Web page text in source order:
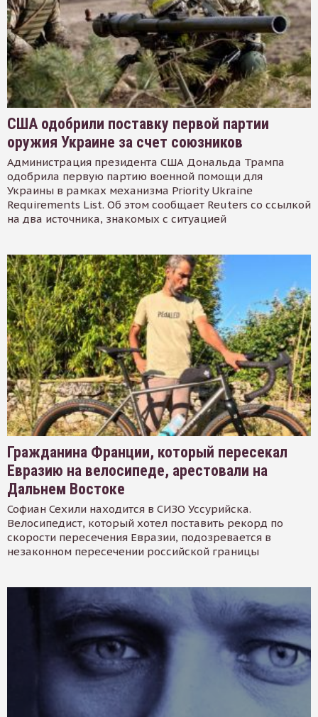
США одобрили поставку первой партии
оружия Украине за счет союзников
Администрация президента США Дональда Трампа
одобрила первую партию военной помощи для
Украины в рамках механизма Priority Ukraine
Requirements List. Об этом сообщает Reuters со ссылкой
на два источника, знакомых с ситуацией
Гражданина Франции, который пересекал
Евразию на велосипеде, арестовали на
Дальнем Востоке
Софиан Сехили находится в СИЗО Уссурийска.
Велосипедист, который хотел поставить рекорд по
скорости пересечения Евразии, подозревается в
незаконном пересечении российской границы